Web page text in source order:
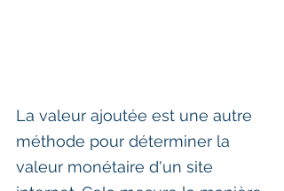
La valeur ajoutée est une autre
méthode pour déterminer la
valeur monétaire d'un site